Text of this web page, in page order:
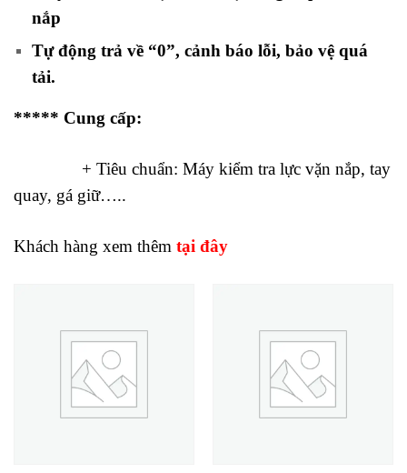
nắp
Tự động trả về “0”, cảnh báo lỗi, bảo vệ quá
tải.
***** Cung cấp:
+ Tiêu chuẩn: Máy kiểm tra lực vặn nắp, tay
quay, gá giữ…..
Khách hàng xem thêm tại đây